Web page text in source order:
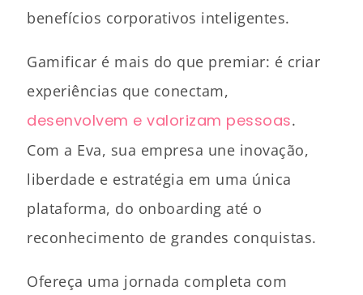
benefícios corporativos inteligentes.
Gamificar é mais do que premiar: é criar
experiências que conectam,
desenvolvem e valorizam pessoas.
Com a Eva, sua empresa une inovação,
liberdade e estratégia em uma única
plataforma, do onboarding até o
reconhecimento de grandes conquistas.
Ofereça uma jornada completa com